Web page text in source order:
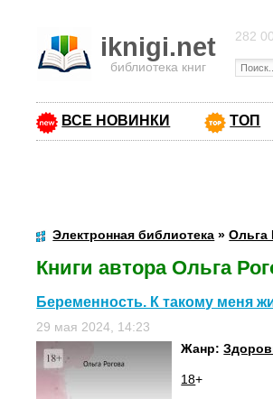
iknigi.net
библиотека книг
282
ВСЕ НОВИНКИ ТОП
Электронная библиотека »Ольга
Книги автора Ольга
Беременность. К такому меня
29 мая 2024, 14:23
Жанр:
18+